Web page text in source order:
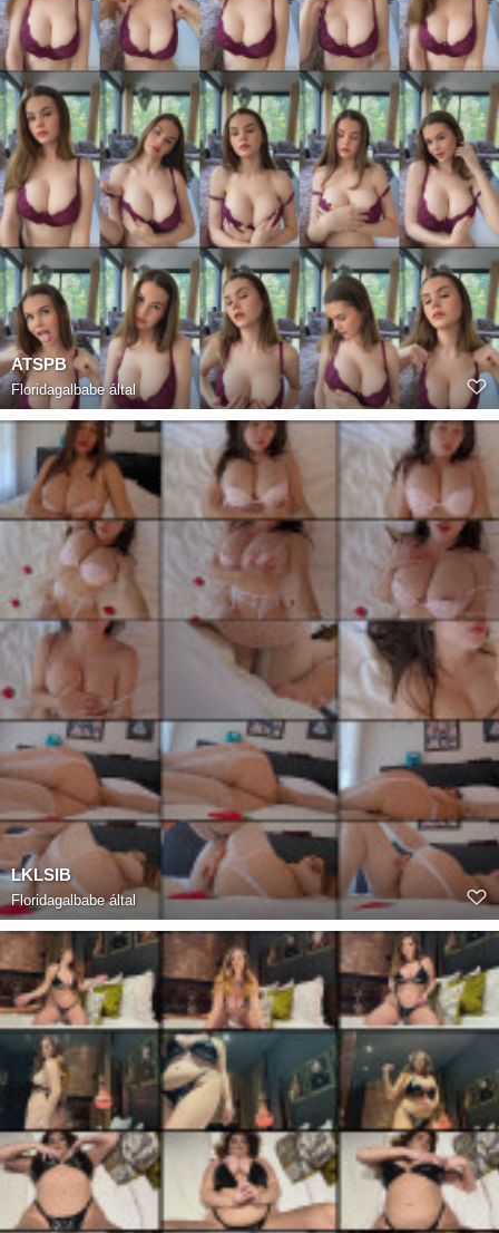
ATSPB
Floridagalbabeáltal
LKLSIB
Floridagalbabeáltal